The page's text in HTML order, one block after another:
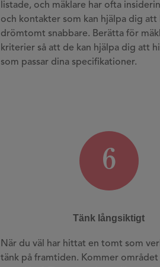
listade, och mäklare har ofta
och kontakter som kan hjälpa dig att
drömtomt snabbare. Berätta för
kriterier så att de kan hjälpa dig att
som passar dina specifikationer.
6
Tänk långsiktigt
När du väl har hittat en tomt som
tänk på framtiden. Kommer området